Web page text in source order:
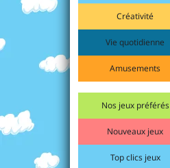
Créativité
Vie quotidienne
Amusements
Nos jeux préférés
Nouveaux jeux
Top clics jeux